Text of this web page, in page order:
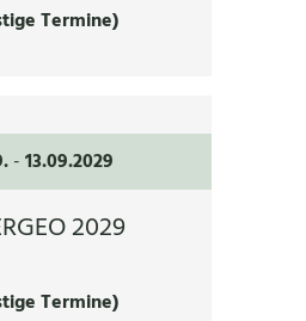
Termine)
-13.09.2029
2029
Termine)